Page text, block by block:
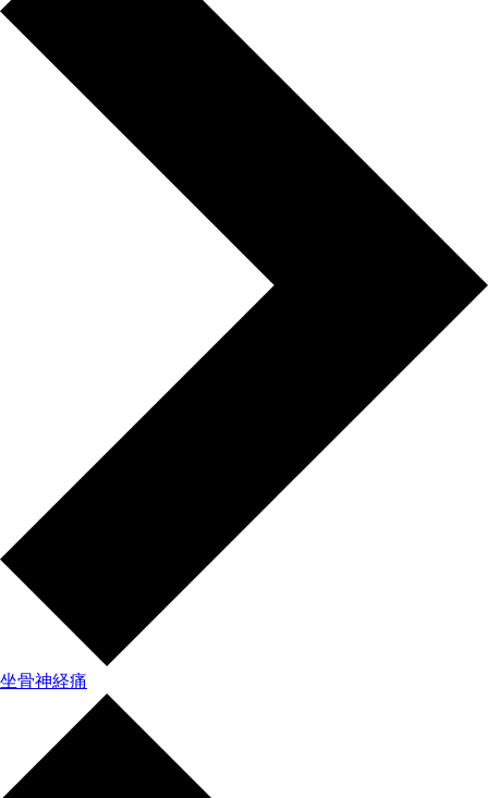
坐骨神経痛